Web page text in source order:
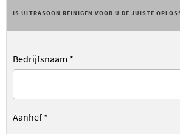
IS ULTRASOON REINIGEN VOOR U DE JUISTE
Bedrijfsnaam *
Aanhef *